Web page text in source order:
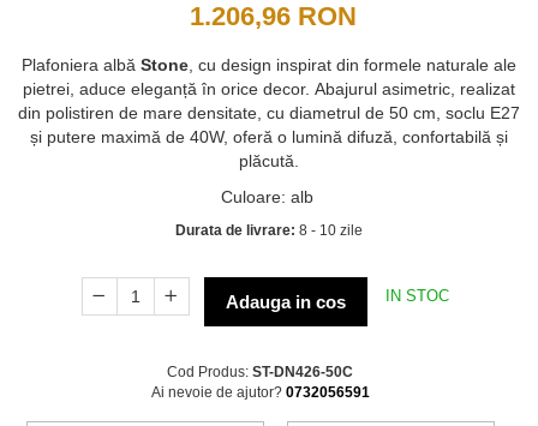
1.206,96 RON
Plafoniera albă Stone , cu design inspirat din formele naturale ale
pietrei, aduce eleganță în orice decor. Abajurul asimetric, realizat
din polistiren de mare densitate, cu diametrul de 50 cm, soclu E27
și putere maximă de 40W, oferă o lumină difuză, confortabilă și
plăcută.
Culoare: alb
Durata de livrare: 8 - 10 zile
Adauga in cos IN STOC
Cod Produs: ST-DN426-50C
Ai nevoie de ajutor? 0732056591